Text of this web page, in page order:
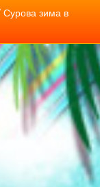
Сурова зима в